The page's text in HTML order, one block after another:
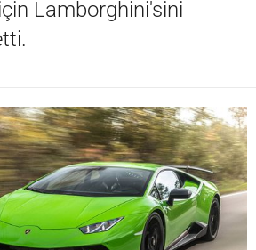
Lamborghini'sini